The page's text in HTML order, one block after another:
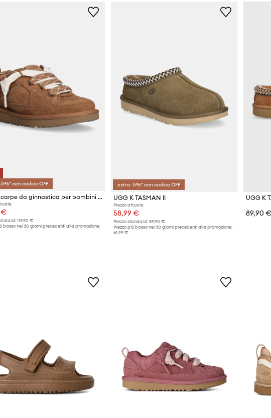
con codice OFF
UGG scarpe da ginnastica per bambini LO LOWMEL
€
119,90 €
basso nei 30 giorni precedenti alla promozione:
extra -5%* con codice OFF
UGG K TASMAN II
Prezzo attuale:
58,99 €
Prezzo standard: 89,90 €
Prezzo più basso nei 30 giorni precedenti alla promozione:
61,99 €
UGG K
89,90 €